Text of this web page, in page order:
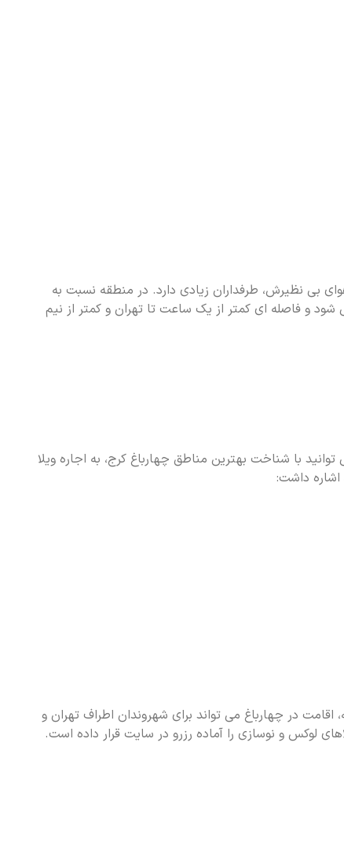
بی نظیرش، طرفداران زیادی دارد. در منطقه نسبت به
و فاصله ای کمتر از یک ساعت تا تهران و کمتر از نیم
با شناخت بهترین مناطق چهارباغ کرج، به اجاره ویلا
اشاره داشت:
در چهارباغ می تواند برای شهروندان اطراف تهران و
لوکس و نوسازی را آماده رزرو در سایت قرار داده است.